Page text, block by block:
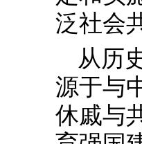
泛社会
从历
源于与
休戚与